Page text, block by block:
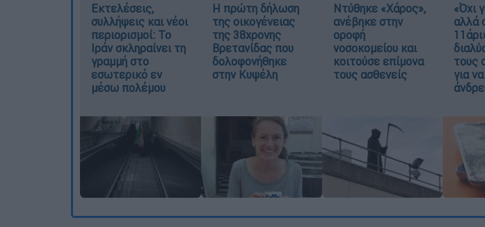
Εκτελέσεις,
συλλήψεις και νέοι
περιορισμοί: Το
Ιράν σκληραίνει τη
γραμμή στο
εσωτερικό εν
μέσω πολέμου
Η πρώτη δήλωση
της οικογένειας
της 38χρονης
Βρετανίδας που
δολοφονήθηκε
στην Κυψέλη
Ντύθηκε «Χάρος»,
ανέβηκε στην
οροφή
νοσοκομείου και
κοιτούσε επίμονα
τους ασθενείς
«Όχι
αλλά
τους
για